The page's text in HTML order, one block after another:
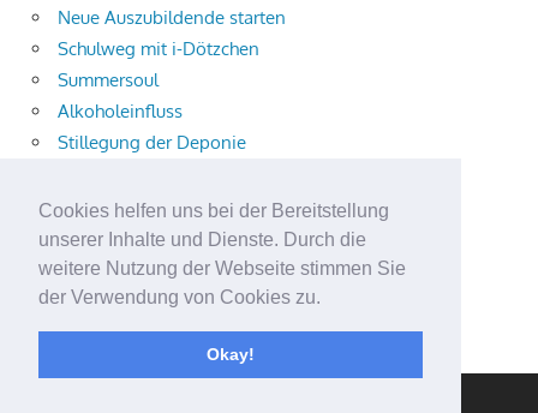
Cookies helfen uns bei der Bereitstellung
unserer Inhalte und Dienste. Durch die
weitere Nutzung der Webseite stimmen Sie
der Verwendung von Cookies zu.
Okay!
Neue Auszubildende starten
Schulweg mit i-Dötzchen
Summersoul
Alkoholeinfluss
Stillegung der Deponie
Trampolin-Gruppe
Kometen Schmitter Nacht
Engagementpreis 80plus 2026
Schultüten-ABC
Kompass für die Grundschule